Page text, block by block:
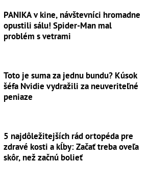
PANIKA v kine, návštevníci hromadne
opustili sálu! Spider-Man mal
problém s vetrami
Toto je suma za jednu bundu? Kúsok
šéfa Nvidie vydražili za neuveriteľné
peniaze
5 najdôležitejších rád ortopéda pre
zdravé kosti a kĺby: Začať treba oveľa
skôr, než začnú bolieť